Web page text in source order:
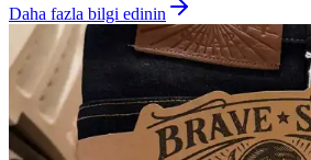
Daha fazla bilgi edinin